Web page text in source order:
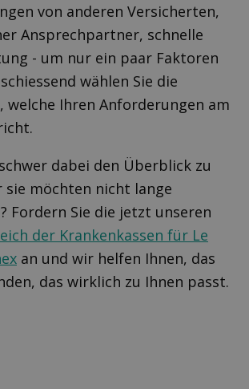
von anderen Versicherten,
Ansprechpartner, schnelle
- um nur ein paar Faktoren
wählen Sie die
welche Ihren Anforderungen am
dabei den Überblick zu
sie möchten nicht lange
Fordern Sie die jetzt unseren
der Krankenkassen für Le
an und wir helfen Ihnen, das
das wirklich zu Ihnen passt.